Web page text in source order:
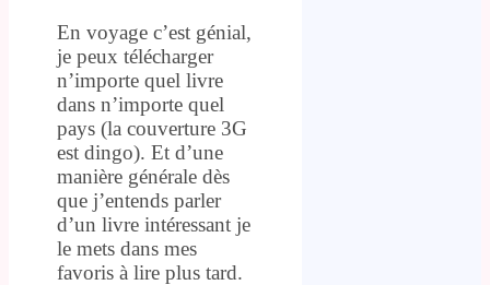
En voyage c’est génial,
je peux télécharger
n’importe quel livre
dans n’importe quel
pays (la couverture 3G
est dingo). Et d’une
manière générale dès
que j’entends parler
d’un livre intéressant je
le mets dans mes
favoris à lire plus tard.